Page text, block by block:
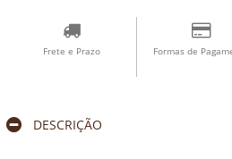
Frete e Prazo Formas de
DESCRIÇÃO